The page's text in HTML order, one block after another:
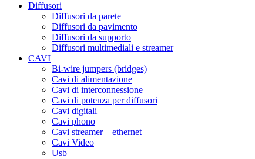
Diffusori
Diffusori da parete
Diffusori da pavimento
Diffusori da supporto
Diffusori multimediali e streamer
CAVI
Bi-wire jumpers (bridges)
Cavi di alimentazione
Cavi di interconnessione
Cavi di potenza per diffusori
Cavi digitali
Cavi phono
Cavi streamer – ethernet
Cavi Video
Usb